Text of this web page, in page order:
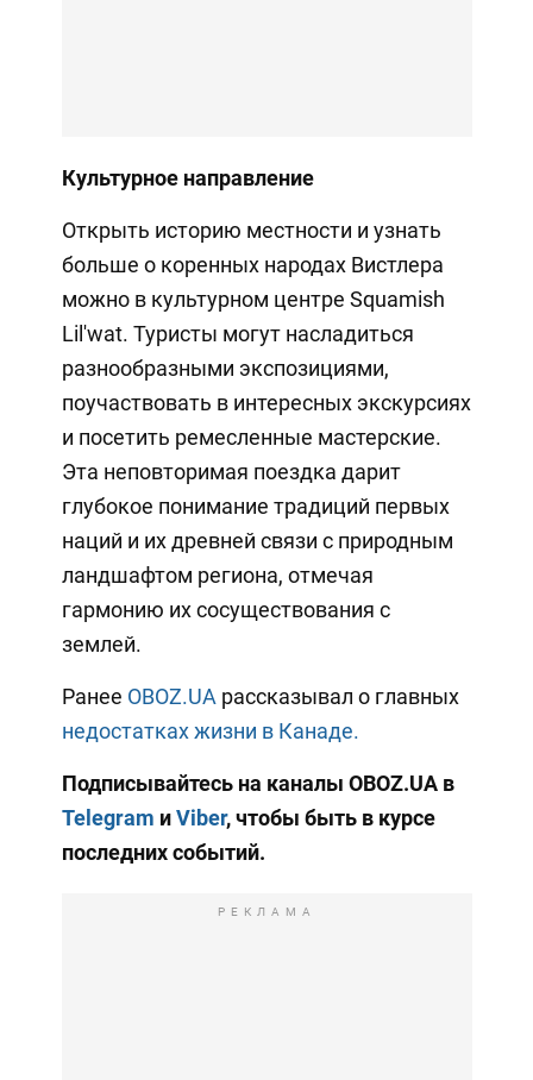
Культурное направление
Открыть историю местности и узнать
больше о коренных народах Вистлера
можно в культурном центре Squamish
Lil'wat. Туристы могут насладиться
разнообразными экспозициями,
поучаствовать в интересных экскурсиях
и посетить ремесленные мастерские.
Эта неповторимая поездка дарит
глубокое понимание традиций первых
наций и их древней связи с природным
ландшафтом региона, отмечая
гармонию их сосуществования с
землей.
Ранее OBOZ.UA рассказывал о главных
недостатках жизни в Канаде.
Подписывайтесь на каналы OBOZ.UA в
Telegram иViber, чтобы быть в курсе
последних событий.
РЕКЛАМА